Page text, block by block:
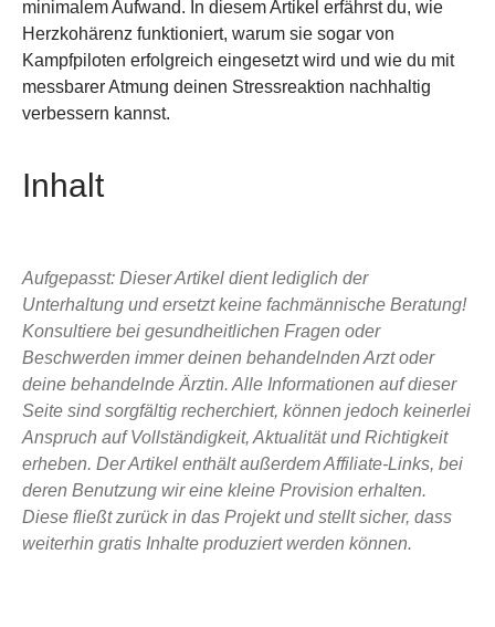
minimalem Aufwand. In diesem Artikel erfährst du, wie
Herzkohärenz funktioniert, warum sie sogar von
Kampfpiloten erfolgreich eingesetzt wird und wie du mit
messbarer Atmung deinen Stressreaktion nachhaltig
verbessern kannst.
Inhalt
Aufgepasst: Dieser Artikel dient lediglich der
Unterhaltung und ersetzt keine fachmännische Beratung!
Konsultiere bei gesundheitlichen Fragen oder
Beschwerden immer deinen behandelnden Arzt oder
deine behandelnde Ärztin. Alle Informationen auf dieser
Seite sind sorgfältig recherchiert, können jedoch keinerlei
Anspruch auf Vollständigkeit, Aktualität und Richtigkeit
erheben. Der Artikel enthält außerdem Affiliate-Links, bei
deren Benutzung wir eine kleine Provision erhalten.
Diese fließt zurück in das Projekt und stellt sicher, dass
weiterhin gratis Inhalte produziert werden können.